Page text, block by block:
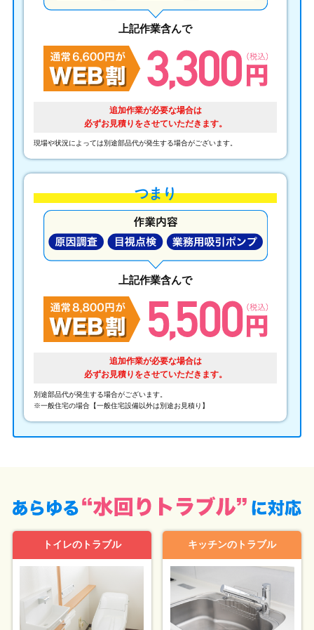
上記作業含んで
追加作業が必要な場合は
必ずお見積りをさせていただきます。
現場や状況によっては別途部品代が発生する場合がございます。
つまり
上記作業含んで
追加作業が必要な場合は
必ずお見積りをさせていただきます。
別途部品代が発生する場合がございます。
※一般住宅の場合【一般住宅設備以外は別途お見積り】
トイレのトラブル キッチンのトラブル